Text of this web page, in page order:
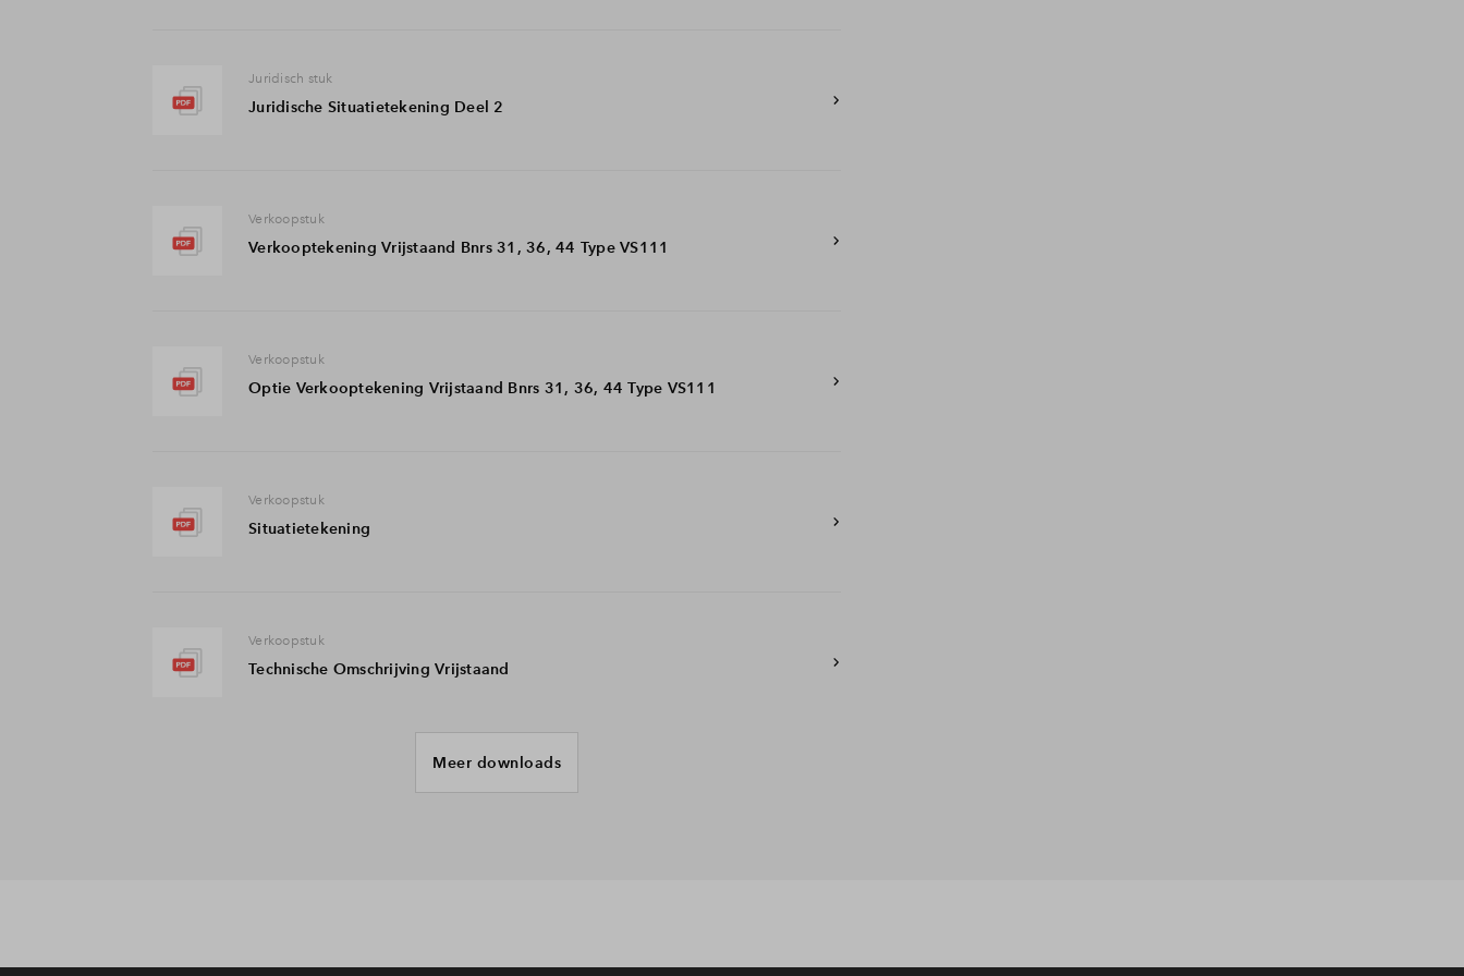
Juridisch stuk
Juridische Situatietekening Deel 2
Verkoopstuk
Verkooptekening Vrijstaand Bnrs 31, 36, 44 Type VS111
Verkoopstuk
Optie Verkooptekening Vrijstaand Bnrs 31, 36, 44 Type VS111
Verkoopstuk
Situatietekening
Verkoopstuk
Technische Omschrijving Vrijstaand
Meer downloads